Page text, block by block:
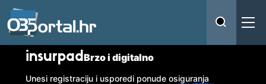
insurpadBrzo i digitalno
Unesi registraciju i usporedi ponude osiguranja